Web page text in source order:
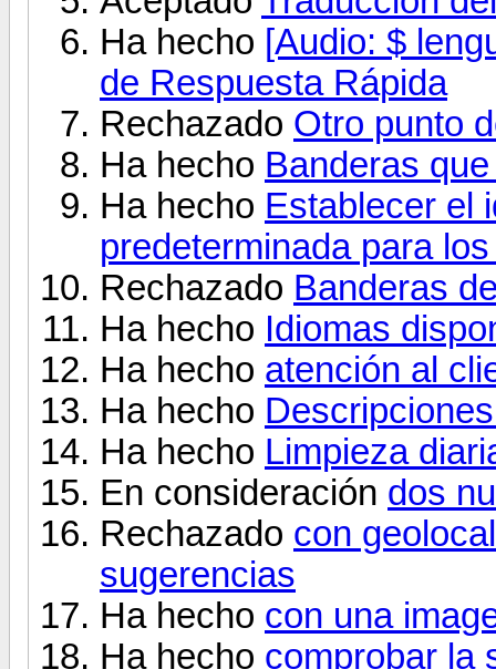
Ha hecho [Audio: $
de Respuesta Rápida
Rechazado Otro punto
Ha hecho Banderas
Ha hecho Establecer el
predeterminada para
Rechazado Banderas
Ha hecho Idiomas
Ha hecho atención al
Ha hecho
Ha hecho Limpieza
En consideración dos
Rechazado con
sugerencias
Ha hecho con una
Ha hecho comprobar la